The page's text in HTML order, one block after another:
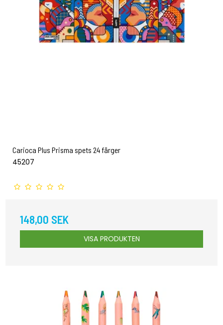
Carioca Plus Prisma spets 24 färger
45207
148,00 SEK
VISA PRODUKTEN